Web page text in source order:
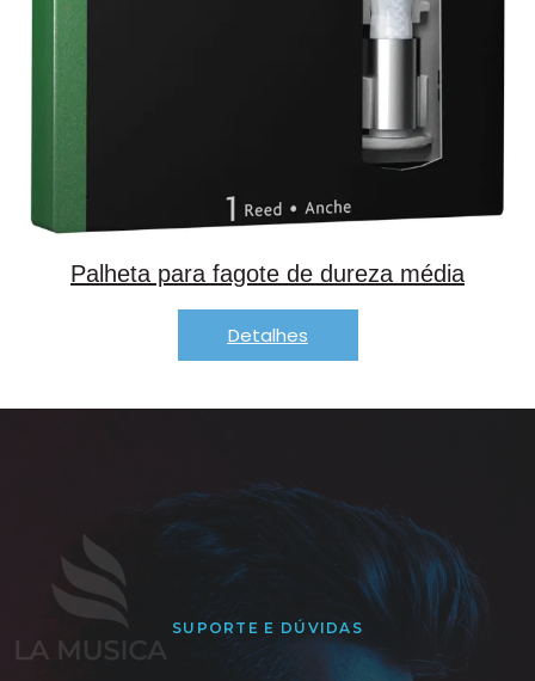
Palheta para fagote de dureza média
Detalhes
SUPORTE E DÚVIDAS